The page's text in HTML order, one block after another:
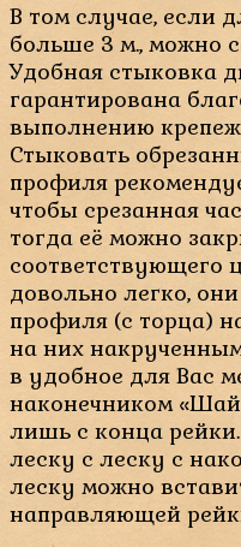
В том случае, если
больше 3 м., можно
Удобная стыковка
гарантирована
выполнению
Стыковать
профиля
чтобы срезанная
тогда её можно
соответствующего
довольно легко,
профиля (с торца)
на них
в удобное для Вас
наконечником
лишь с конца
леску с леску с
леску можно
направляющей